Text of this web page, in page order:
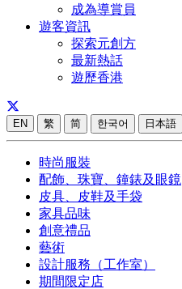
成為導賞員
遊客資訊
探索元創方
最新熱話
遊歷香港
EN 繁 简 한국어 日本語
時尚服裝
配飾、珠寶、鐘錶及眼鏡
皮具、皮鞋及手袋
家具品味
創意禮品
藝術
設計服務（工作室）
期間限定店